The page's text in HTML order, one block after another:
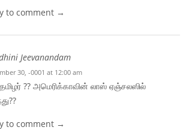
to comment →
Jeevanandam
30, -0001 at 12:00 am
?? அமெரிக்காவின் லாஸ் ஏஞ்சலஸில்
to comment →